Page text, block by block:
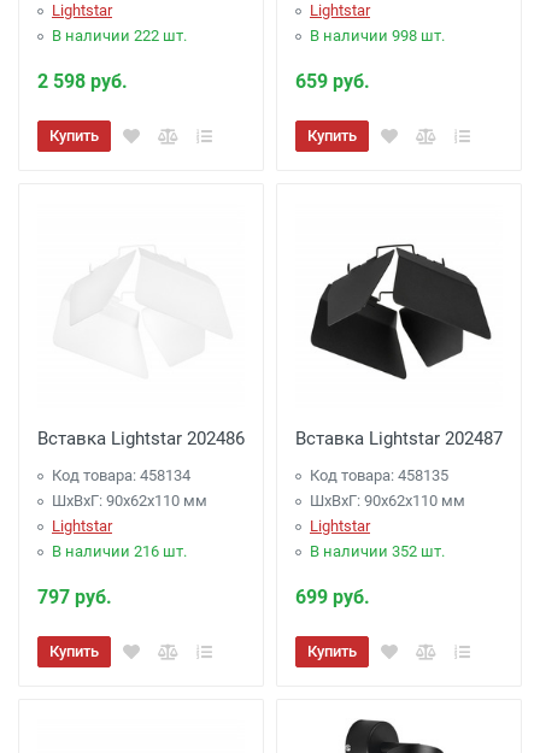
Lightstar
В наличии 222 шт.
2 598 руб.
Купить
Lightstar
В наличии 998 шт.
659 руб.
Купить
Вставка Lightstar 202486
Код товара: 458134
ШхВхГ: 90x62x110 мм
Lightstar
В наличии 216 шт.
797 руб.
Купить
Вставка Lightstar 202487
Код товара: 458135
ШхВхГ: 90x62x110 мм
Lightstar
В наличии 352 шт.
699 руб.
Купить